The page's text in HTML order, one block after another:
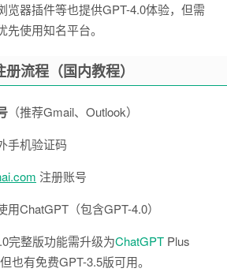
览器插件等也提供GPT-4.0体验，但需
使用知名平台。
流程（国内教程）
（推荐Gmail、Outlook）
手机验证码
注册账号
ChatGPT（包含GPT-4.0）
完整版功能需升级为ChatGPT Plus
也有免费GPT-3.5版可用。